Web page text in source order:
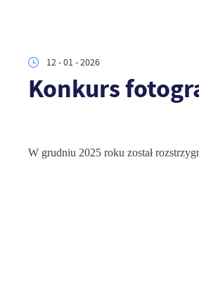
12 - 01 - 2026
Konkurs
W grudniu 2025 roku został